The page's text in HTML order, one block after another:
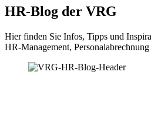
HR-Blog der VRG
Hier finden Sie Infos, Tipps und
HR-Management,